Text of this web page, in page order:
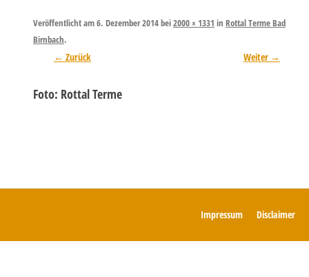
Veröffentlicht am6. Dezember 2014bei2000 × 1331 in Rottal Terme Bad
Birnbach.
← Zurück Weiter →
Foto: Rottal Terme
Disclaimer
Impressum